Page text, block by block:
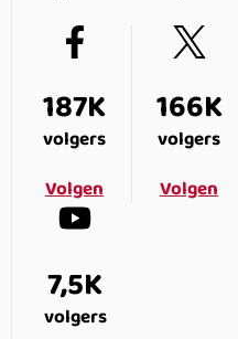
187K
volgers
Volgen
166K
volgers
Volgen
7,5K
volgers